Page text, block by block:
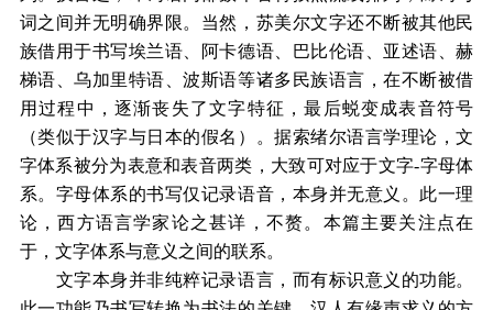
词之间并无明确界限。当然，苏美尔文字还不断被其他民
族借用于书写埃兰语、阿卡德语、巴比伦语、亚述语、赫
梯语、乌加里特语、波斯语等诸多民族语言，在不断被借
用过程中，逐渐丧失了文字特征，最后蜕变成表音符号
（类似于汉字与日本的假名）。据索绪尔语言学理论，文
字体系被分为表意和表音两类，大致可对应于文字-字母体
系。字母体系的书写仅记录语音，本身并无意义。此一理
论，西方语言学家论之甚详，不赘。本篇主要关注点在
于，文字体系与意义之间的联系。
文字本身并非纯粹记录语言，而有标识意义的功能。